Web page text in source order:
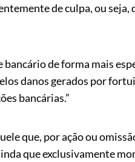
de culpa, ou seja,
de forma mais
danos gerados por
bancárias.”
que, por ação ou
que exclusivamente